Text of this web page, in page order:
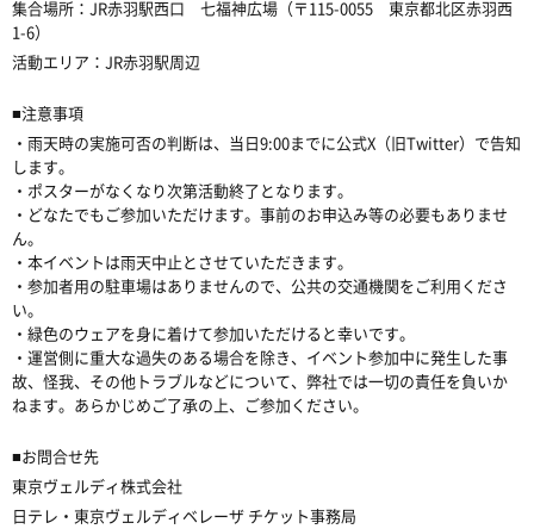
集合場所：JR赤羽駅西口 七福神広場（〒115-0055 東京都北区赤羽西
1-6）
活動エリア：JR赤羽駅周辺
■注意事項
・雨天時の実施可否の判断は、当日9:00までに公式X（旧Twitter）で告知
します。
・ポスターがなくなり次第活動終了となります。
・どなたでもご参加いただけます。事前のお申込み等の必要もありませ
ん。
・本イベントは雨天中止とさせていただきます。
・参加者用の駐車場はありませんので、公共の交通機関をご利用くださ
い。
・緑色のウェアを身に着けて参加いただけると幸いです。
・運営側に重大な過失のある場合を除き、イベント参加中に発生した事
故、怪我、その他トラブルなどについて、弊社では一切の責任を負いか
ねます。あらかじめご了承の上、ご参加ください。
■お問合せ先
東京ヴェルディ株式会社
日テレ・東京ヴェルディベレーザ チケット事務局